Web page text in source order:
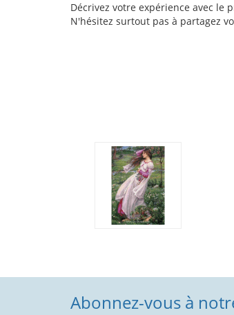
Décrivez votre expérience avec le
N'hésitez surtout pas à partagez
Abonnez-vous à